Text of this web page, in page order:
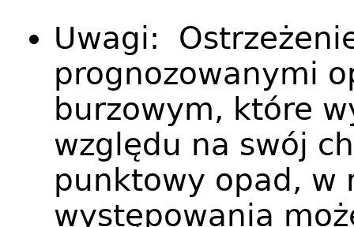
Uwagi:
prognozowanymi
burzowym, które
względu na swój
punktowy opad, w
występowania